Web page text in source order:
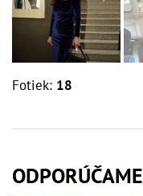
Fotiek: 18
ODPORÚČAME